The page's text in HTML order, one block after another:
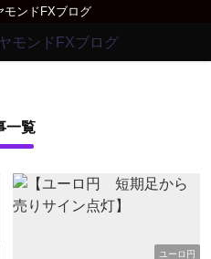
モンドFXブログ
一覧
ユーロ円